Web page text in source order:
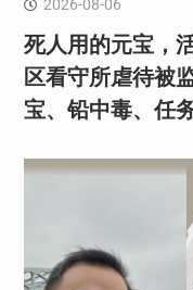
2026-08-06
死人用的元宝，
区看守所虐待被
宝、铅中毒、任